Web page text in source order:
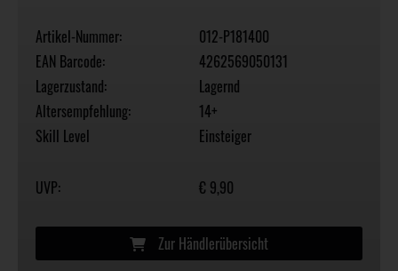
Artikel-Nummer:
012-P181400
EAN Barcode:
4262569050131
Lagerzustand:
Lagernd
Altersempfehlung:
14+
Skill Level
Einsteiger
UVP: € 9,90
Zur Händlerübersicht